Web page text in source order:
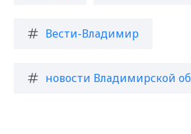
Вести-Владимир
новости Владимирской